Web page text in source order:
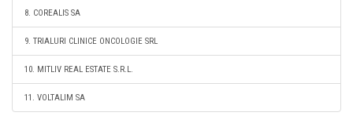
8. COREALIS SA
9. TRIALURI CLINICE ONCOLOGIE SRL
10. MITLIV REAL ESTATE S.R.L.
11. VOLTALIM SA